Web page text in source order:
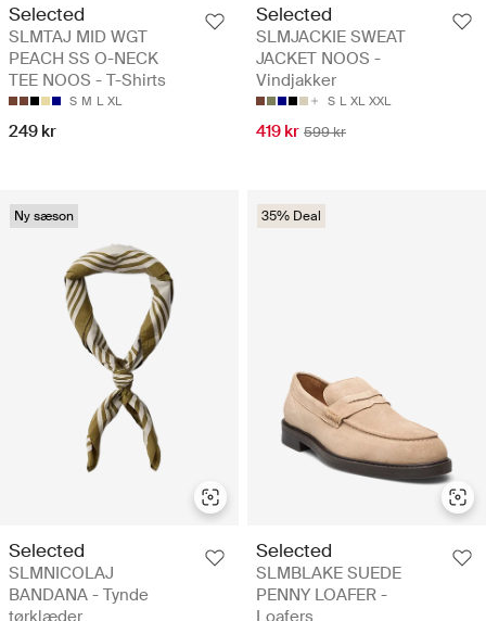
Selected
SLMTAJ MID WGT
PEACH SS O-NECK
TEE NOOS - T-Shirts
S M L XL
249 kr
Selected
SLMJACKIE SWEAT
JACKET NOOS -
Vindjakker
S L XL XXL
419 kr 599 kr
Ny sæson
Selected
SLMNICOLAJ
BANDANA - Tynde
35% Deal
Selected
SLMBLAKE SUEDE
PENNY LOAFER -